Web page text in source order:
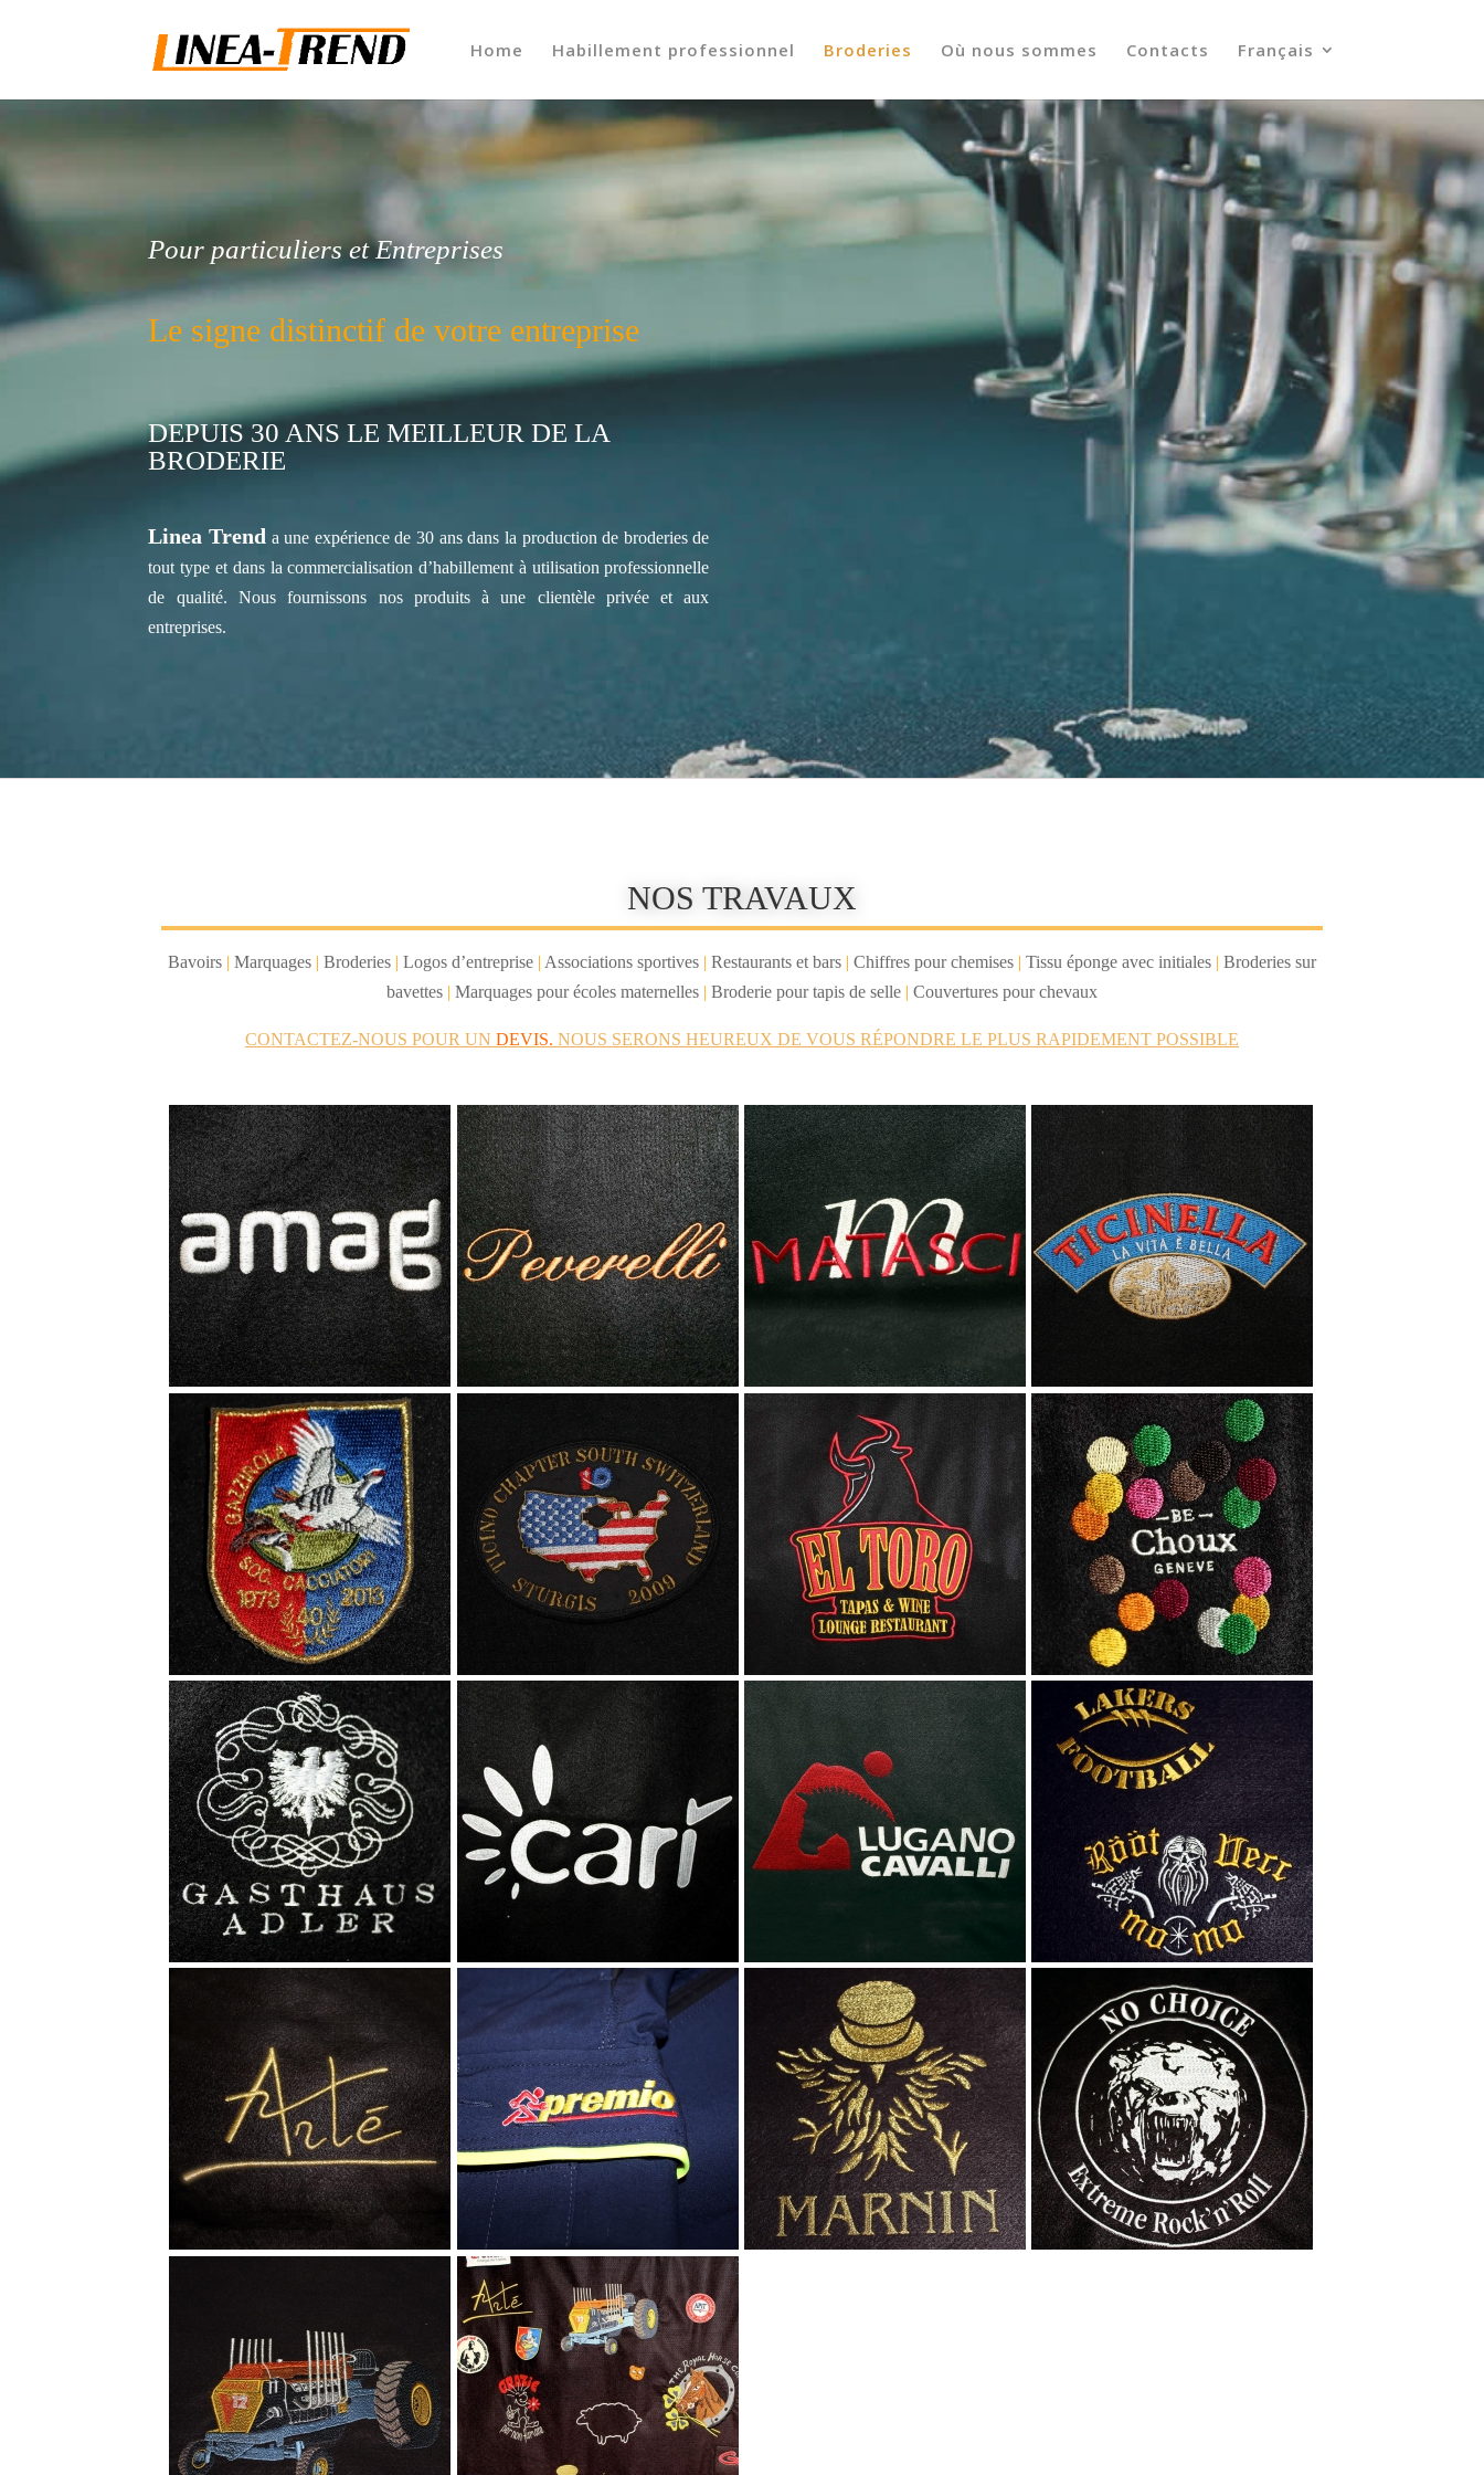
Home Habillement professionnel Broderies Où nous sommes Contacts Français
Pour particuliers et Entreprises
Le signe distinctif de votre entreprise
DEPUIS 30 ANS LE MEILLEUR DE LA
BRODERIE
Linea Trend a une expérience de 30 ans dans la production de broderies de
tout type et dans la commercialisation d’habillement à utilisation professionnelle
de qualité. Nous fournissons nos produits à une clientèle privée et aux
entreprises.
NOS TRAVAUX
Bavoirs | Marquages | Broderies | Logos d’entreprise | Associations sportives | Restaurants et bars | Chiffres pour chemises | Tissu éponge avec initiales | Broderies sur
bavettes | Marquages pour écoles maternelles | Broderie pour tapis de selle | Couvertures pour chevaux
CONTACTEZ-NOUS POUR UN DEVIS. NOUS SERONS HEUREUX DE VOUS RÉPONDRE LE PLUS RAPIDEMENT POSSIBLE